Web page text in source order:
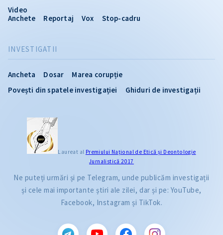
INVESTIGATII
Ancheta Dosar
Marea corupție
Povești din spatele investigației
Ghiduri de investigații
Video
Anchete
Reportaj Vox Stop-cadru
Laureat al Premiului Naţional de Etică și Deontologie
Jurnalistică 2017
Ne puteți urmări și pe Telegram, unde publicăm investigații
și cele mai importante știri ale zilei, dar și pe: YouTube,
Facebook, Instagram și TikTok.